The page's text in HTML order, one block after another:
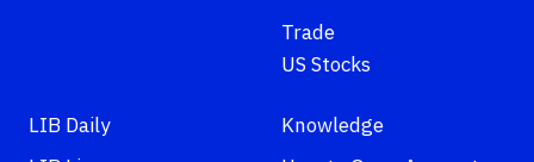
Trade
US Stocks
LIB Daily
Knowledge